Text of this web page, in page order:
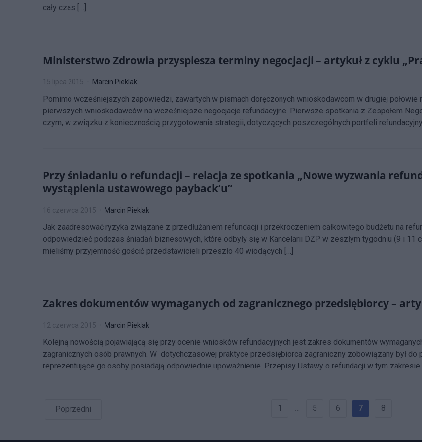
cały czas […]
Ministerstwo Zdrowia przyspiesza terminy negocjacji – artykuł z cyklu
15 lipca 2015 Marcin Pieklak
Pomimo wcześniejszych zapowiedzi, zawartych w pismach doręczonych wnioskodawcom w drugiej
pierwszych wnioskodawców na wcześniejsze negocjacje refundacyjne. Pierwsze spotkania z Zespołem
czym, w związku z koniecznością przygotowania strategii, dotyczących poszczególnych portfeli
Przy śniadaniu o refundacji – relacja ze spotkania „Nowe wyzwania
wystąpienia ustawowego payback‘u”
16 czerwca 2015 Marcin Pieklak
Jak zaadresować ryzyka związane z przedłużaniem refundacji i przekroczeniem całkowitego budżetu na
odpowiedzieć podczas śniadań biznesowych, które odbyły się w Kancelarii DZP w zeszłym tygodniu (9 i 11
mieliśmy przyjemność gościć przedstawicieli przeszło 40 wiodących […]
Zakres dokumentów wymaganych od zagranicznego przedsiębiorcy –
12 czerwca 2015 Marcin Pieklak
Kolejną nowością pojawiającą się przy ocenie wniosków refundacyjnych jest zakres dokumentów
zagranicznych osób prawnych. W dotychczasowej praktyce przedsiębiorca zagraniczny zobowiązany był
reprezentujące go osoby posiadają odpowiednie upoważnienie. Przepisy Ustawy o refundacji w tym
Poprzedni 1 … 5 6 7 8